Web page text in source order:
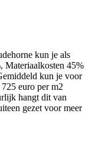
kun je als
Materiaalkosten 45%
kun je voor
euro per m2
hangt dit van
gezet voor meer